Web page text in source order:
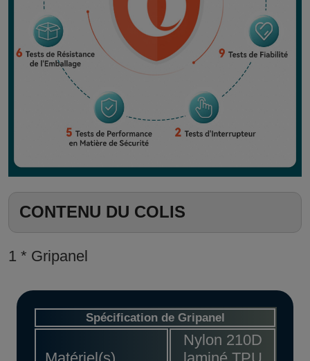
CONTENU DU COLIS
1 * Gripanel
Spécification de Gripanel
Nylon 210D